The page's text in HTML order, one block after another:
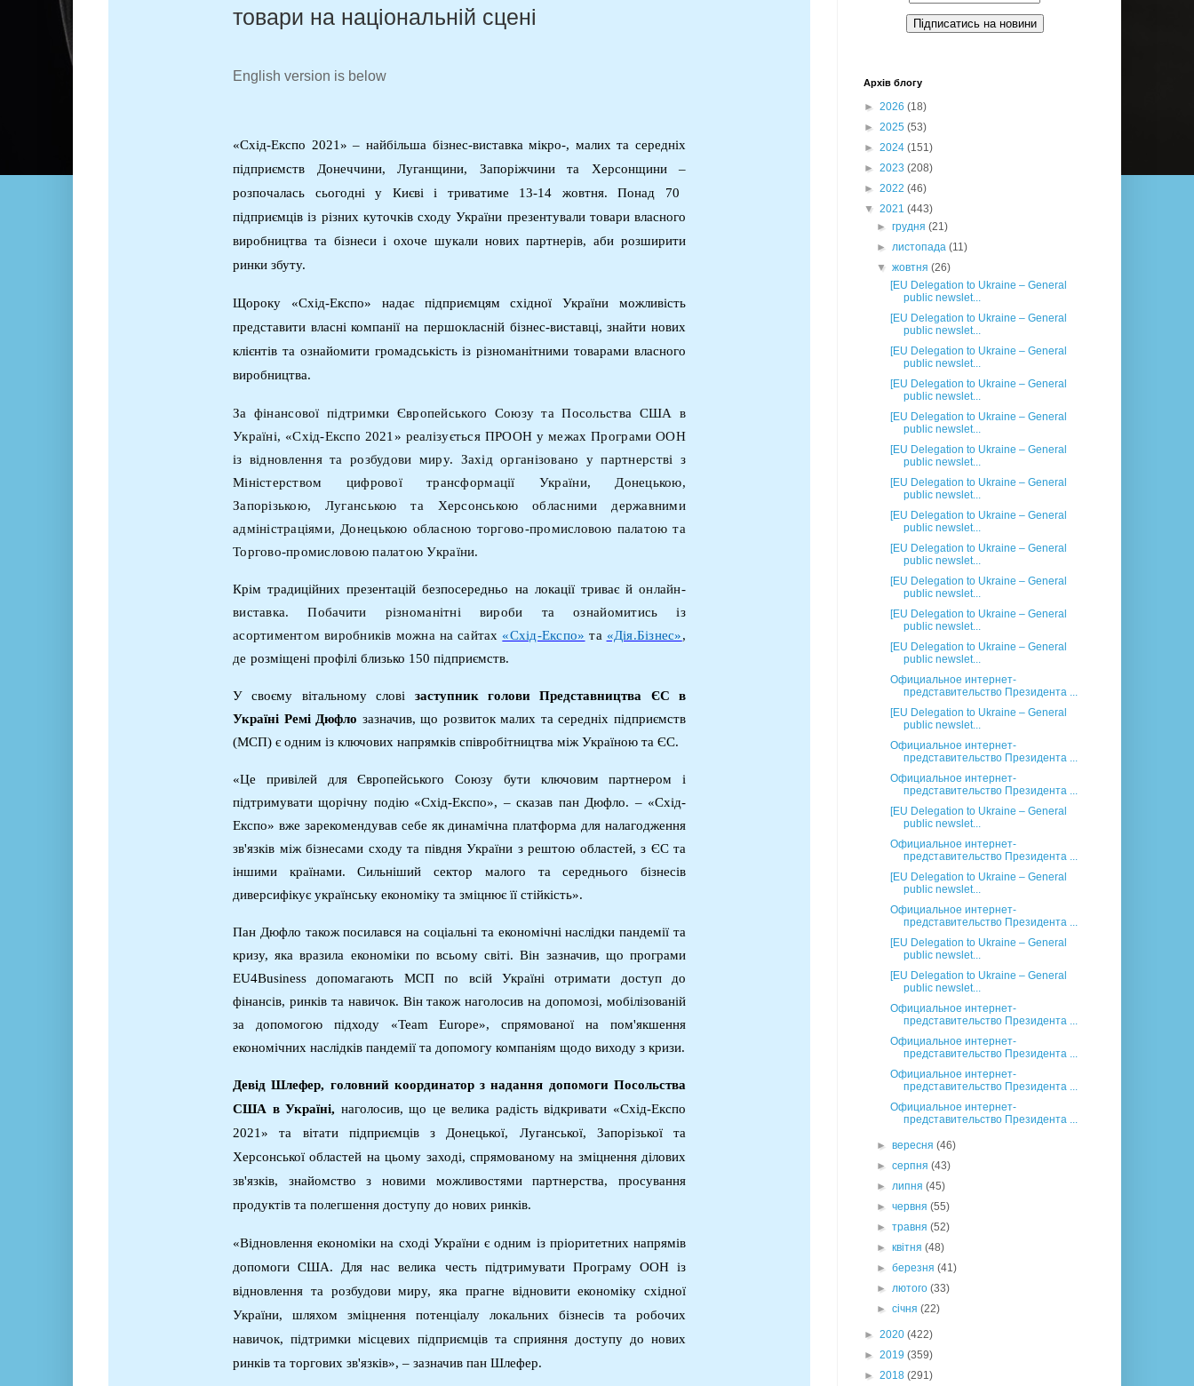
товари на національній сцені
English version is below
«Схід-Експо 2021» – найбільша бізнес-виставка мікро-, малих та середніх
підприємств Донеччини, Луганщини, Запоріжчинита Херсонщини
–
розпочалась сьогодні у Києві і триватиме 13-14 жовтня. Понад 70
підприємців із різних куточків сходу України презентували товари власного
виробництва та бізнесиі охоче шукали нових партнерів, аби розширити
ринки збуту.
Щороку «Схід-Експо» надає підприємцям східної України можливість
представити власні компанії на першокласній бізнес-виставці, знайти нових
клієнтів та ознайомити громадськість із різноманітними товарами власного
виробництва.
За фінансової підтримки Європейського Союзу та Посольства США в
Україні, «Схід-Експо 2021» реалізується ПРООН у межах Програми ООН
із відновлення та розбудови миру. Захід організовано у партнерстві з
Міністерством цифрової трансформації України, Донецькою,
Запорізькою, Луганською та Херсонською обласними державними
адміністраціями, Донецькою обласною торгово-промисловою палатою та
Торгово-промисловою палатою України.
Крім традиційних презентацій безпосередньо на локації триває йонлайн-
виставка.
Побачити різноманітні вироби та ознайомитись із
асортиментом виробників можна на сайтах «Схід-Експо» та «Дія.Бізнес»,
де розміщені профілі близько 150 підприємств.
У своєму вітальному слові заступник голови Представництва ЄС в
Україні Ремі Дюфло зазначив, що розвиток малих та середніх підприємств
(МСП) є одним із ключових напрямків співробітництва між Україною та ЄС.
«Це привілей для Європейського Союзу бути ключовим партнером і
підтримувати щорічну подію «Схід-Експо», – сказав пан Дюфло. – «Схід-
Експо» вже зарекомендував себе як динамічна платформа для налагодження
зв'язків між бізнесами сходу та півдня України з рештою областей, з ЄС та
іншими країнами. Сильніший сектор малого та середнього бізнесів
диверсифікує українську економіку та зміцнює її стійкість».
Пан Дюфло також посилався на соціальні та економічні наслідки пандемії та
кризу, яка вразила економіки по всьому світі. Він зазначив, що програми
EU4Business допомагають МСП по всій Україні отримати доступ до
фінансів, ринків та навичок. Він також наголосив на допомозі, мобілізованій
за допомогою підходу «Team Europe», спрямованої на пом'якшення
економічних наслідків пандемії та допомогу компаніям щодо виходу з кризи.
Девід Шлефер, головний координатор з надання допомоги Посольства
США в Україні, наголосив, що це велика радість відкривати «Схід-Експо
2021» та вітати підприємців з Донецької, Луганської, Запорізької та
Херсонської областей на цьому заході, спрямованому на зміцнення ділових
зв'язків, знайомство з новими можливостями партнерства, просування
продуктів та полегшення доступу до нових ринків.
«Відновлення економіки на сході України є одним із пріоритетних напрямів
допомоги США. Для нас велика честь підтримувати Програму ООН із
відновлення та розбудови миру, яка прагне відновити економіку східної
України, шляхом зміцнення потенціалу локальних бізнесів та робочих
навичок, підтримки місцевих підприємців та сприяння доступу до нових
ринків та торгових зв'язків», – зазначив пан Шлефер.
Архів блогу
► 2026 (18)
► 2025 (53)
► 2024 (151)
► 2023 (208)
► 2022 (46)
▼ 2021 (443)
►грудня(21)
►листопада(11)
▼жовтня(26)
[EU Delegation to Ukraine – General
public newslet...
[EU Delegation to Ukraine – General
public newslet...
[EU Delegation to Ukraine – General
public newslet...
[EU Delegation to Ukraine – General
public newslet...
[EU Delegation to Ukraine – General
public newslet...
[EU Delegation to Ukraine – General
public newslet...
[EU Delegation to Ukraine – General
public newslet...
[EU Delegation to Ukraine – General
public newslet...
[EU Delegation to Ukraine – General
public newslet...
[EU Delegation to Ukraine – General
public newslet...
[EU Delegation to Ukraine – General
public newslet...
[EU Delegation to Ukraine – General
public newslet...
Официальное интернет-
представительство Президента ...
[EU Delegation to Ukraine – General
public newslet...
Официальное интернет-
представительство Президента ...
Официальное интернет-
представительство Президента ...
[EU Delegation to Ukraine – General
public newslet...
Официальное интернет-
представительство Президента ...
[EU Delegation to Ukraine – General
public newslet...
Официальное интернет-
представительство Президента ...
[EU Delegation to Ukraine – General
public newslet...
[EU Delegation to Ukraine – General
public newslet...
Официальное интернет-
представительство Президента ...
Официальное интернет-
представительство Президента ...
Официальное интернет-
представительство Президента ...
Официальное интернет-
представительство Президента ...
►вересня(46)
►серпня(43)
►липня(45)
►червня(55)
►травня(52)
►квітня(48)
►березня(41)
►лютого(33)
►січня(22)
► 2020 (422)
► 2019 (359)
► 2018 (291)